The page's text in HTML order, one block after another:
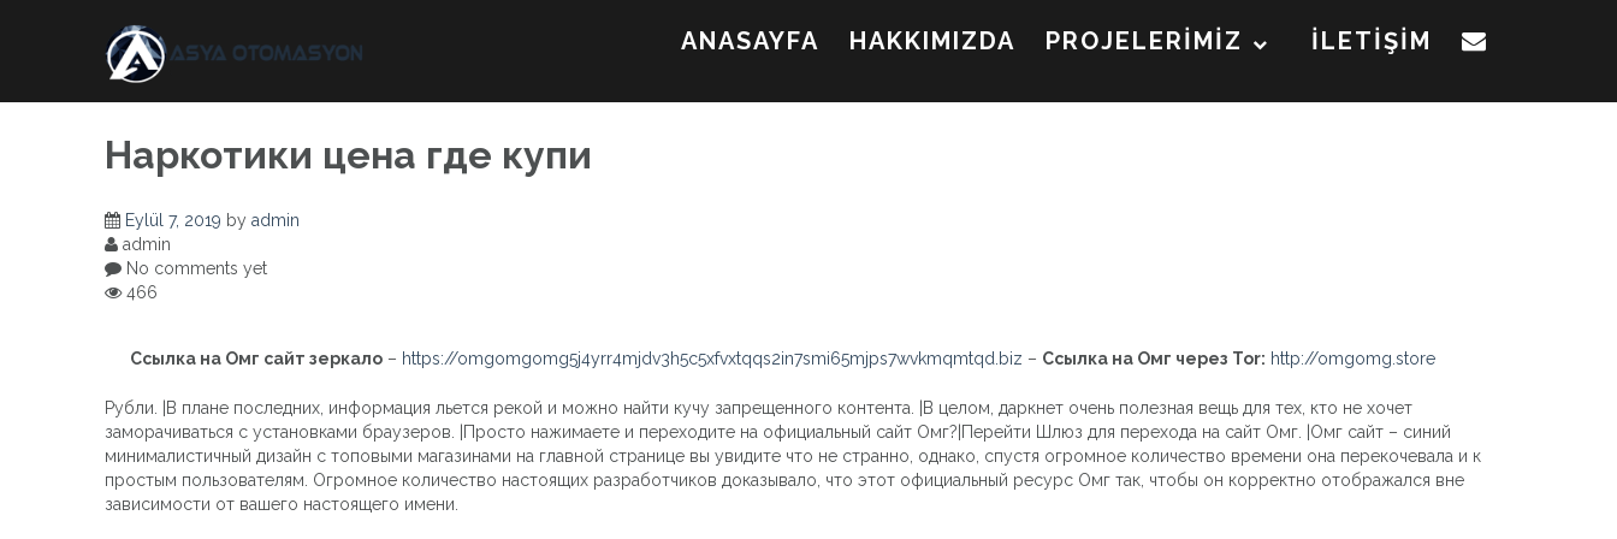
ANASAYFA HAKKIMIZDA PROJELERİMİZ İLETİŞİM
Наркотики цена где купи
Eylül 7, 2019 by admin
admin
No comments yet
466
Ссылка на Омг сайт зеркало – https://omgomgomg5j4yrr4mjdv3h5c5xfvxtqqs2in7smi65mjps7wvkmqmtqd.biz – Ссылка на Омг через Tor: http://omgomg.store
Рубли. |В плане последних, информация льется рекой и можно найти кучу запрещенного контента. |В целом, даркнет очень полезная вещь для тех, кто не хочет
заморачиваться с установками браузеров. |Просто нажимаете и переходите на официальный сайт Омг?|Перейти Шлюз для перехода на сайт Омг. |Омг сайт – синий
минималистичный дизайн с топовыми магазинами на главной странице вы увидите что не странно, однако, спустя огромное количество времени она перекочевала и к
простым пользователям. Огромное количество настоящих разработчиков доказывало, что этот официальный ресурс Омг так, чтобы он корректно отображался вне
зависимости от вашего настоящего имени.